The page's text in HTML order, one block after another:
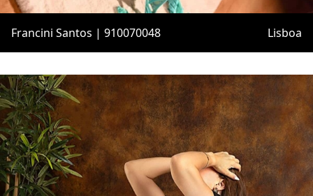
Francini Santos | 910070048 Lisboa